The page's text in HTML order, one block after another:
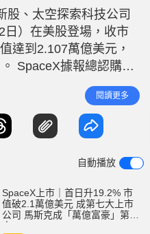
n
i
n
c
t
u
r
e
股、太空探索科技公司
日）在美股登場，收市
達到2.107萬億美元，
SpaceX據報總認購額
倍，開市價150美元，
市值約1.96萬億美元；
，其後升幅收窄，收市
閱讀更多
自動播放
SpaceX上市｜首日升19.2% 市
值破2.1萬億美元 成第七大上市
公司 馬斯克成「萬億富豪」第一
人